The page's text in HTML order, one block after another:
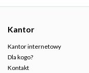
Kantor
Kantor internetowy
Dla kogo?
Kontakt